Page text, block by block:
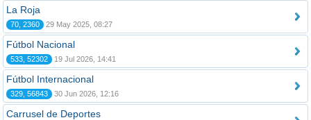
La Roja
70, 2360 29 May 2025, 08:27
Fútbol Nacional
533, 52302 19 Jul 2026, 14:41
Fútbol Internacional
329, 56843 30 Jun 2026, 12:16
Carrusel de Deportes